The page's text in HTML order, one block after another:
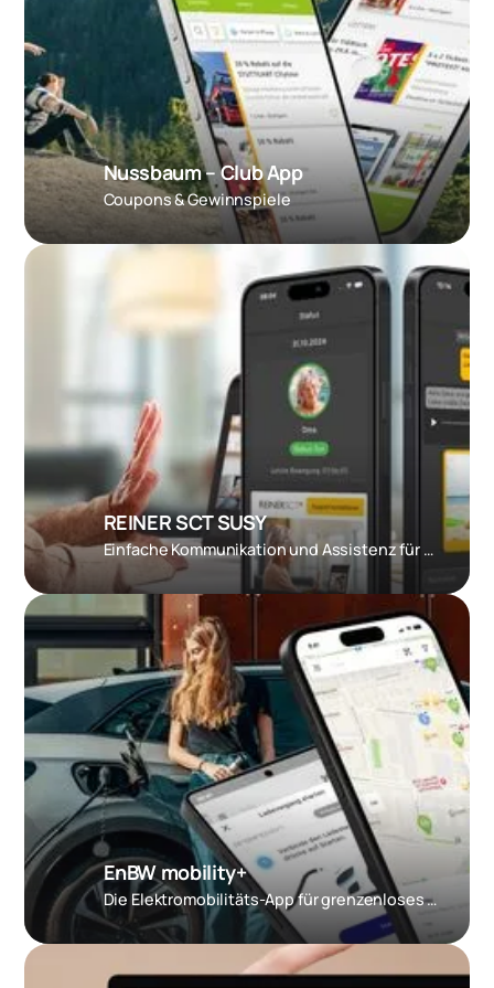
Nussbaum – Club App
Coupons & Gewinnspiele
REINER SCT SUSY
Einfache Kommunikation und Assistenz für Senioren
EnBW mobility+
Die Elektromobilitäts-App für grenzenloses Laden